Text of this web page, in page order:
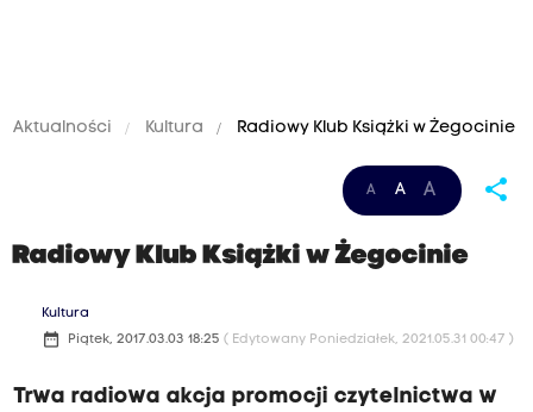
Aktualności Kultura Radiowy Klub Książki w Żegocinie
A A A share
Radiowy Klub Książki w Żegocinie
Kultura
date_range Piątek, 2017.03.03 18:25 ( Edytowany Poniedziałek, 2021.05.31 00:47 )
Trwa radiowa akcja promocji czytelnictwa w